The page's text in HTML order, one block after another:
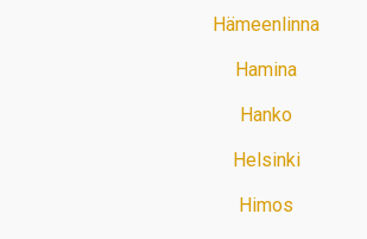
Hämeenlinna
Hamina
Hanko
Helsinki
Himos